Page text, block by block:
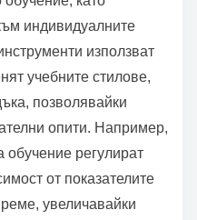
индивидуалните
използват
учебните стилове,
позволявайки
опити. Например,
регулират
от показателите
увеличавайки